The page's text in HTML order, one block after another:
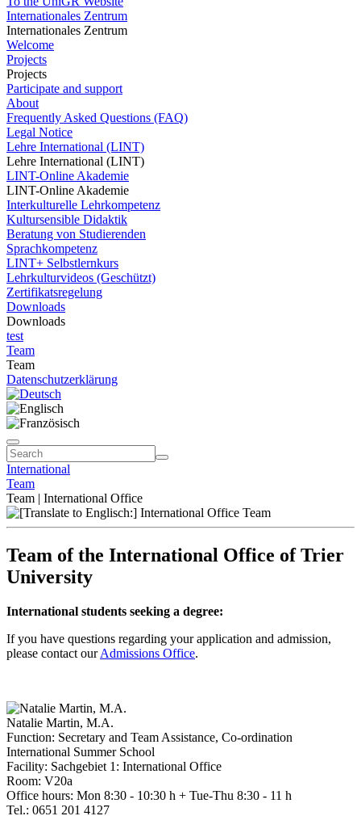
Internationales Zentrum
Internationales Zentrum
Welcome
Projects
Projects
Participate and support
About
Frequently Asked Questions (FAQ)
Legal Notice
Lehre International (LINT)
Lehre International (LINT)
LINT-Online Akademie
LINT-Online Akademie
Interkulturelle Lehrkompetenz
Kultursensible Didaktik
Beratung von Studierenden
Sprachkompetenz
LINT+ Selbstlernkurs
Lehrkulturvideos (Geschützt)
Zertifikatsregelung
Downloads
Downloads
test
Team
Team
Datenschutzerklärung
International
Team
Team | International Office
Team of the International Office of Trier
University
International students seeking a degree:
If you have questions regarding your application and admission,
please contact ourAdmissions Office.
Natalie Martin, M.A.
Function: Secretary and Team Assistance, Co-ordination
International Summer School
Facility: Sachgebiet 1: International Office
Room: V20a
Office hours: Mon 8:30 - 10:30 h + Tue-Thu 8:30 - 11 h
Tel.: 0651 201 4127